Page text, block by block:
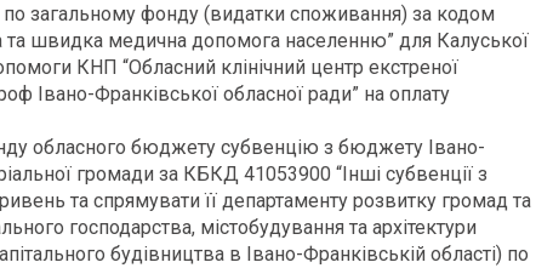
по загальному фонду (видатки споживання) за кодом
швидка медична допомога населенню” для Калуської
КНП “Обласний клінічний центр екстреної
Івано-Франківської обласної ради” на оплату
обласного бюджету субвенцію з бюджету Івано-
громади за КБКД 41053900 “Інші субвенції з
та спрямувати її департаменту розвитку громад та
господарства, містобудування та архітектури
будівництва в Івано-Франківській області) по